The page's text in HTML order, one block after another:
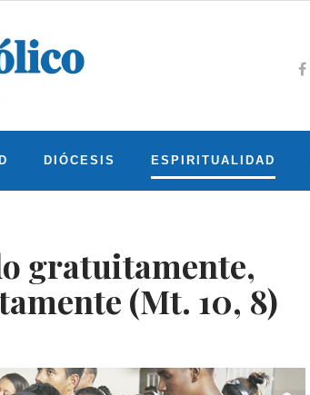
DIÓCESIS ESPIRITUALIDAD
gratuitamente,
(Mt. 10, 8)